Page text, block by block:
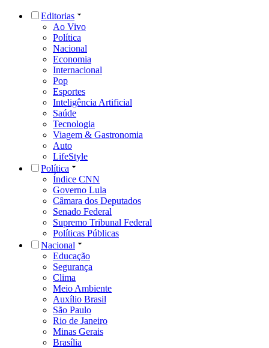
Editorias
Ao Vivo
Política
Nacional
Economia
Internacional
Pop
Esportes
Inteligência Artificial
Saúde
Tecnologia
Viagem & Gastronomia
Auto
LifeStyle
Política
Índice CNN
Governo Lula
Câmara dos Deputados
Senado Federal
Supremo Tribunal Federal
Políticas Públicas
Nacional
Educação
Segurança
Clima
Meio Ambiente
Auxílio Brasil
São Paulo
Rio de Janeiro
Minas Gerais
Brasília